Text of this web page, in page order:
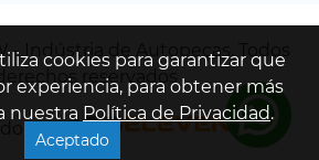
- Indústria de Autopeças. Todos
reservados
por:
cookies para garantizar que
experiencia, para obtener más
nuestra Política de Privacidad.
Aceptado